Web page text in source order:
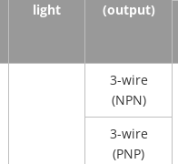
light
(output)
3-wire
(NPN)
3-wire
(PNP)